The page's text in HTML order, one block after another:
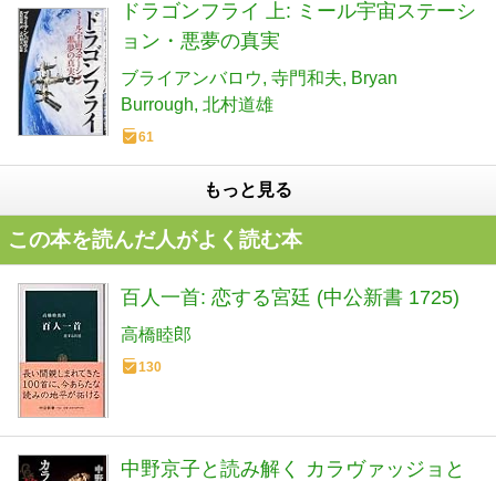
ドラゴンフライ 上: ミール宇宙ステーシ
ョン・悪夢の真実
ブライアンバロウ 寺門和夫
Bryan
Burrough 北村道雄
61
もっと見る
この本を読んだ人がよく読む本
百人一首: 恋する宮廷 (中公新書 1725)
高橋睦郎
130
中野京子と読み解く カラヴァッジョと